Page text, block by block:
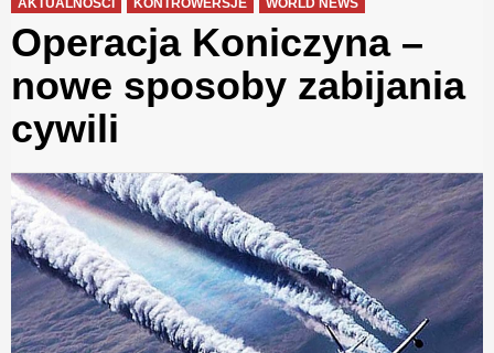
AKTUALNOŚCI KONTROWERSJE WORLD NEWS
Operacja Koniczyna –
nowe sposoby zabijania
cywili